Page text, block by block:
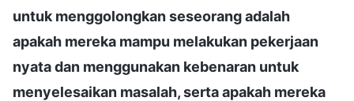
untuk menggolongkan seseorang adalah
apakah mereka mampu melakukan pekerjaan
nyata dan menggunakan kebenaran untuk
menyelesaikan masalah, serta apakah mereka